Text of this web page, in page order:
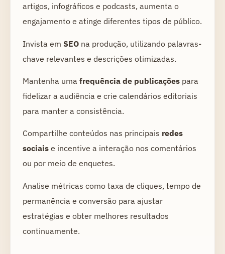
artigos, infográficos e podcasts, aumenta o
engajamento e atinge diferentes tipos de público.
Invista em SEO na produção, utilizando palavras-
chave relevantes e descrições otimizadas.
Mantenha uma frequência de publicações para
fidelizar a audiência e crie calendários editoriais
para manter a consistência.
Compartilhe conteúdos nas principais redes
sociaise incentive a interação nos comentários
ou por meio de enquetes.
Analise métricas como taxa de cliques, tempo de
permanência e conversão para ajustar
estratégias e obter melhores resultados
continuamente.